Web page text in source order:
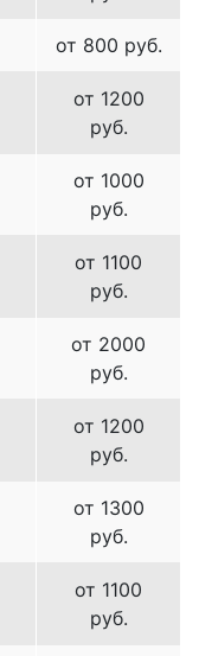
от 800 руб.
от 1200
руб.
от 1000
руб.
от 1100
руб.
от 2000
руб.
от 1200
руб.
от 1300
руб.
от 1100
руб.